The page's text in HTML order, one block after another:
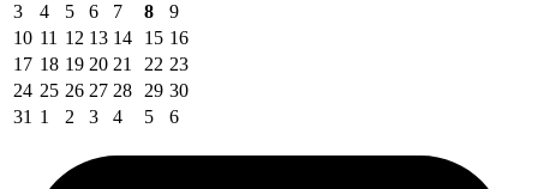
3
4 5 6 7 8
9
10 11 12 13 14 15 16
17 18 19 20 21 22 23
24 25 26 27 28 29 30
31 1 2 3 4 5 6